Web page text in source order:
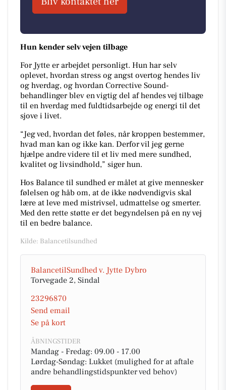
Hun kender selv vejen tilbage
For Jytte er arbejdet personligt. Hun har selv
oplevet, hvordan stress og angst overtog hendes liv
og hverdag, og hvordan Corrective Sound-
behandlinger blev en vigtig del af hendes vej tilbage
til en hverdag med fuldtidsarbejde og energi til det
sjove i livet.
“Jeg ved, hvordan det føles, når kroppen bestemmer,
hvad man kan og ikke kan. Derfor vil jeg gerne
hjælpe andre videre til et liv med mere sundhed,
kvalitet og livsindhold,” siger hun.
Hos Balance til sundhed er målet at give mennesker
følelsen og håb om, at de ikke nødvendigvis skal
lære at leve med mistrivsel, udmattelse og smerter.
Med den rette støtte er det begyndelsen på en ny vej
til en bedre balance.
Kilde: Balancetilsundhed
BalancetilSundhed v. Jytte Dybro
Torvegade 2, Sindal
23296870
Send email
Se på kort
ÅBNINGSTIDER
Mandag - Fredag: 09.00 - 17.00
Lørdag-Søndag: Lukket (mulighed for at aftale
andre behandlingstidspunkter ved behov)